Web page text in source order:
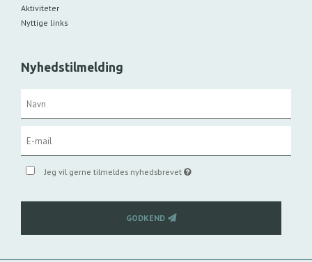
Aktiviteter
Nyttige links
Nyhedstilmelding
Jeg vil gerne tilmeldes nyhedsbrevet
GODKEND